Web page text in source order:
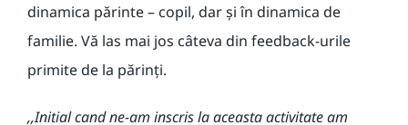
dinamica părinte – copil, dar și în dinamica de
familie. Vă las mai jos câteva din feedback-urile
primite de la părinți.
,,Initial cand ne-am inscrisla aceasta activitate am